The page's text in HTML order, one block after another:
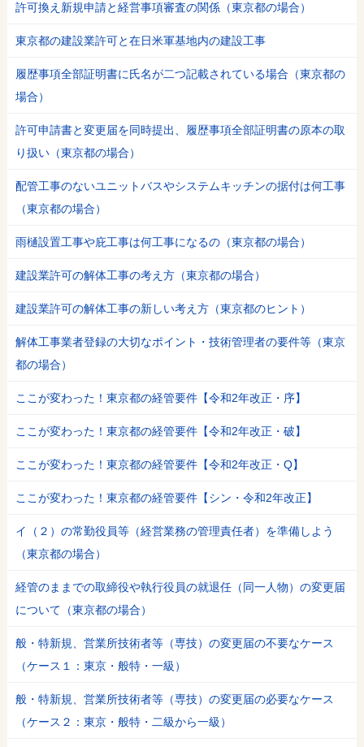
許可換え新規申請と経営事項審査の関係（東京都の場合）
東京都の建設業許可と在日米軍基地内の建設工事
履歴事項全部証明書に氏名が二つ記載されている場合（東京都の
場合）
許可申請書と変更届を同時提出、履歴事項全部証明書の原本の取
り扱い（東京都の場合）
配管工事のないユニットバスやシステムキッチンの据付は何工事
（東京都の場合）
雨樋設置工事や庇工事は何工事になるの（東京都の場合）
建設業許可の解体工事の考え方（東京都の場合）
建設業許可の解体工事の新しい考え方（東京都のヒント）
解体工事業者登録の大切なポイント・技術管理者の要件等（東京
都の場合）
ここが変わった！東京都の経管要件【令和2年改正・序】
ここが変わった！東京都の経管要件【令和2年改正・破】
ここが変わった！東京都の経管要件【令和2年改正・Q】
ここが変わった！東京都の経管要件【シン・令和2年改正】
イ（２）の常勤役員等（経営業務の管理責任者）を準備しよう
（東京都の場合）
経管のままでの取締役や執行役員の就退任（同一人物）の変更届
について（東京都の場合）
般・特新規、営業所技術者等（専技）の変更届の不要なケース
（ケース１：東京・般特・一級）
般・特新規、営業所技術者等（専技）の変更届の必要なケース
（ケース２：東京・般特・二級から一級）